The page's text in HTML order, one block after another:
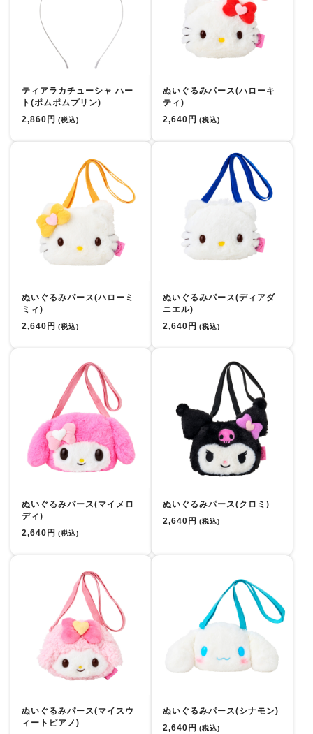
ティアラカチューシャ ハー
ト(ポムポムプリン)
2,860円 (税込)
ぬいぐるみパース(ハローキ
ティ)
2,640円 (税込)
ぬいぐるみパース(ハローミ
ミィ)
2,640円 (税込)
ぬいぐるみパース(ディアダ
ニエル)
2,640円 (税込)
ぬいぐるみパース(マイメロ
ディ)
2,640円 (税込)
ぬいぐるみパース(クロミ)
2,640円 (税込)
ぬいぐるみパース(マイスウ
ィートピアノ)
ぬいぐるみパース(シナモン)
2,640円 (税込)